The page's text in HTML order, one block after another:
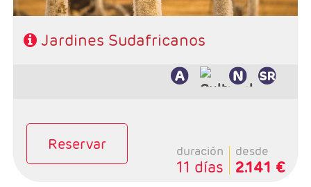
Jardines Sudafricanos
Reservar duración
11 días
desde
2.141 €